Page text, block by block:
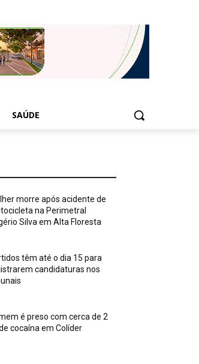
SAÚDE
morre após acidente de
na Perimetral
Silva em Alta Floresta
têm até o dia 15 para
candidaturas nos
é preso com cerca de 2
cocaína em Colíder